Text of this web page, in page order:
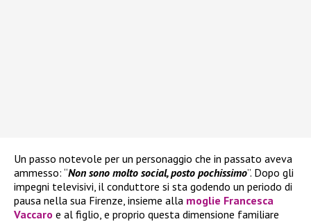
Un passo notevole per un personaggio che in passato aveva
ammesso: “Non sono molto social, posto pochissimo”. Dopo gli
impegni televisivi, il conduttore si sta godendo un periodo di
pausa nella sua Firenze, insieme alla moglie Francesca
Vaccaro e al figlio, e proprio questa dimensione familiare